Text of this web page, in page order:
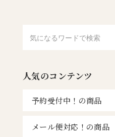
人気のコンテンツ
予約受付中！の商品
メール便対応！の商品